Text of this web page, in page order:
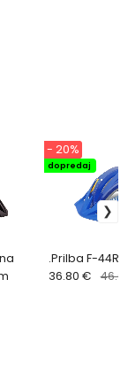
.Prilba F-44R
dopredaj
- 20%
36.80 €